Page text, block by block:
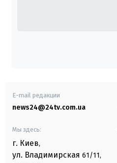
E-mail редакции
news24@24tv.com.ua
Мы здесь:
г. Киев,
ул. Владимирская 61/11,